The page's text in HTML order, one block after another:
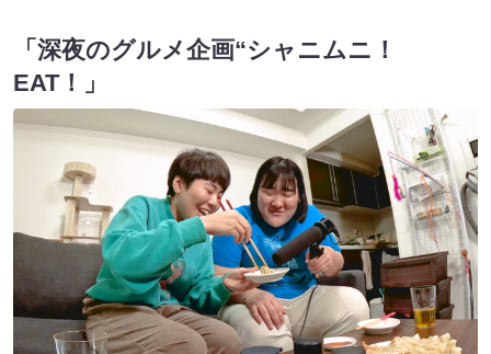
「深夜のグルメ企画“シャニムニ！
EAT！」